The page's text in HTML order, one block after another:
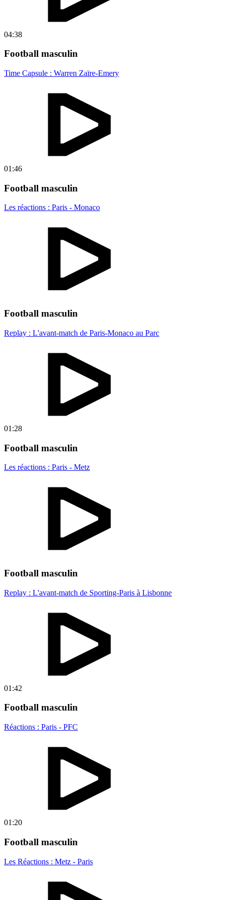
04:38
Football masculin
Time Capsule : Warren Zaïre-Emery
01:46
Football masculin
Les réactions : Paris - Monaco
Football masculin
Replay : L'avant-match de Paris-Monaco au Parc
01:28
Football masculin
Les réactions : Paris - Metz
Football masculin
Replay : L'avant-match de Sporting-Paris à Lisbonne
01:42
Football masculin
Réactions : Paris - PFC
01:20
Football masculin
Les Réactions : Metz - Paris